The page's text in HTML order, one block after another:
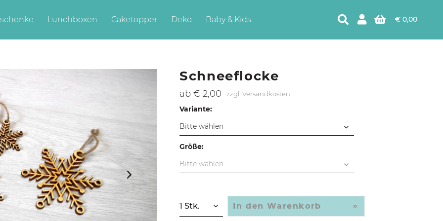
Lunchboxen Caketopper Deko Baby & Kids € 0,00
Schneeflocke
ab € 2,00 zzgl. Versandkosten
Variante:
Größe:
In den Warenkorb